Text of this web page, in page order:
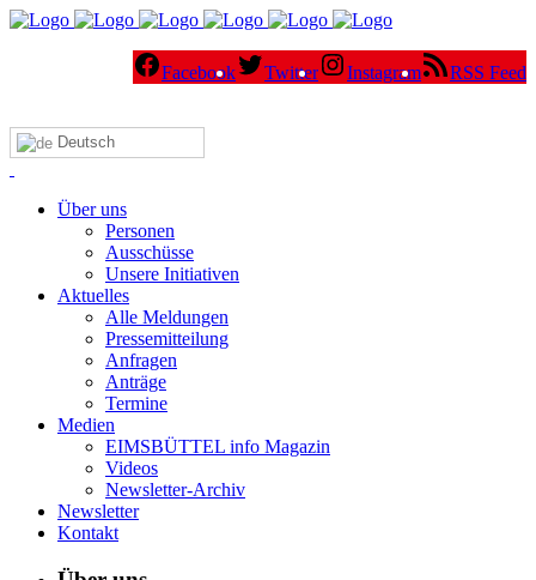
Facebook Twitter Instagram RSS Feed
Deutsch
Über uns
Personen
Ausschüsse
Unsere Initiativen
Aktuelles
Alle Meldungen
Pressemitteilung
Anfragen
Anträge
Termine
Medien
EIMSBÜTTEL info Magazin
Videos
Newsletter-Archiv
Newsletter
Kontakt